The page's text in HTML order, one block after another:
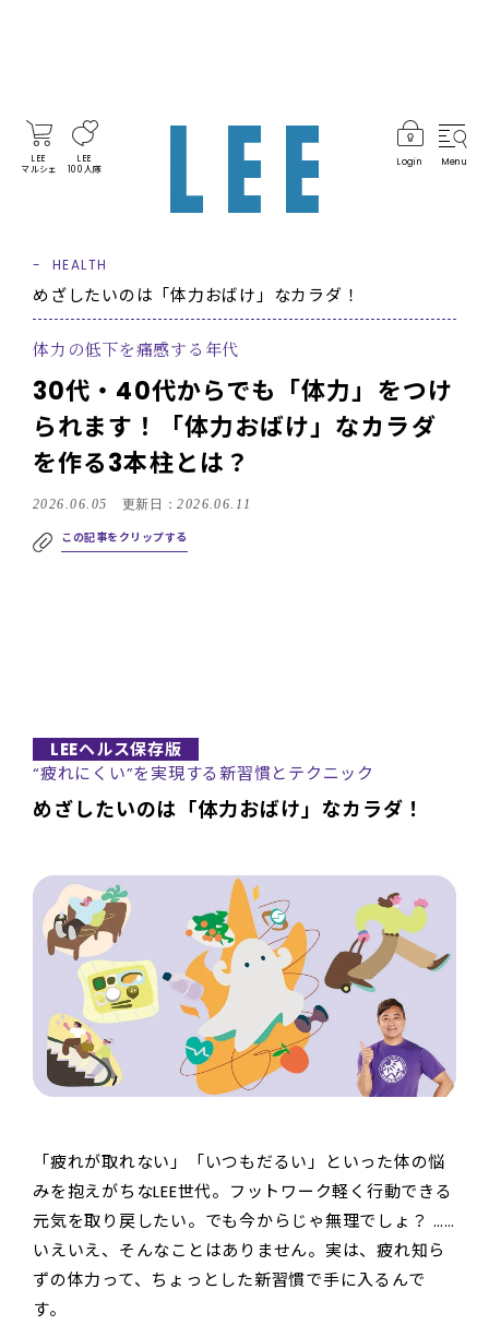
LEE
マルシェ
LEE
100人隊
Login Menu
HEALTH
めざしたいのは「体力おばけ」なカラダ！
体力の低下を痛感する年代
30代・40代からでも「体力」をつけ
られます！「体力おばけ」なカラダ
を作る3本柱とは？
2026.06.05 更新日：2026.06.11
この記事をクリップする
LEEヘルス保存版
“疲れにくい”を実現する新習慣とテクニック
めざしたいのは「体力おばけ」なカラダ！
「疲れが取れない」「いつもだるい」といった体の悩
みを抱えがちなLEE世代。フットワーク軽く行動できる
元気を取り戻したい。でも今からじゃ無理でしょ？ ……
いえいえ、そんなことはありません。実は、疲れ知ら
ずの体力って、ちょっとした新習慣で手に入るんで
す。